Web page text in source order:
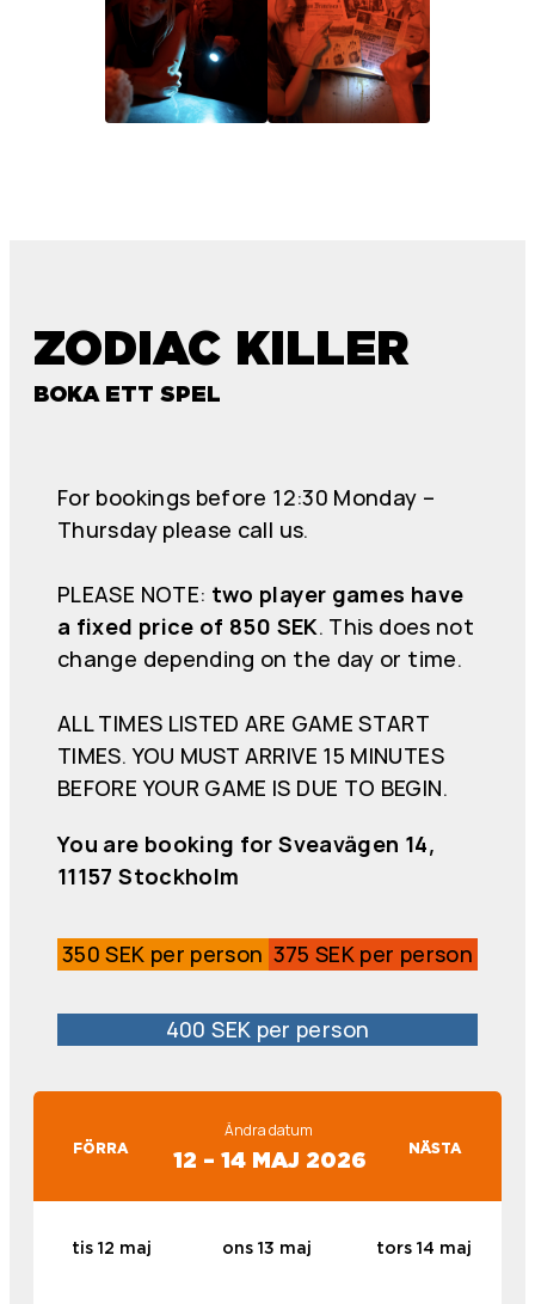
ZODIAC KILLER
BOKA ETT SPEL
For bookings before 12:30 Monday –
Thursday please call us.
PLEASE NOTE: two player games have
a fixed price of 850 SEK. This does not
change depending on the day or time.
ALL TIMES LISTED ARE GAME START
TIMES. YOU MUST ARRIVE 15 MINUTES
BEFORE YOUR GAME IS DUE TO BEGIN.
You are booking for Sveavägen 14,
11157 Stockholm
350 SEK per person 375 SEK per person
400 SEK per person
FÖRRA
Ändra datum
12 – 14 MAJ 2026 NÄSTA
tis 12 maj ons 13 maj tors 14 maj